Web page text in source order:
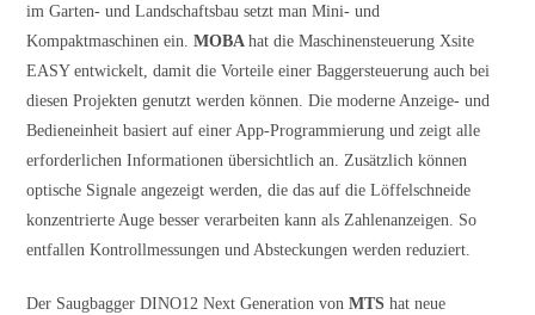
im Garten- und Landschaftsbau setzt man Mini- und
Kompaktmaschinen ein.MOBAhat die Maschinensteuerung Xsite
EASY entwickelt, damit die Vorteile einer Baggersteuerung auch bei
diesen Projekten genutzt werden können. Die moderne Anzeige- und
Bedieneinheit basiert auf einer App-Programmierung und zeigt alle
erforderlichen Informationen übersichtlich an. Zusätzlich können
optische Signale angezeigt werden, die das auf die Löffelschneide
konzentrierte Auge besser verarbeiten kann als Zahlenanzeigen. So
entfallen Kontrollmessungen und Absteckungen werden reduziert.
Der Saugbagger DINO12 Next Generation vonMTS hat neue